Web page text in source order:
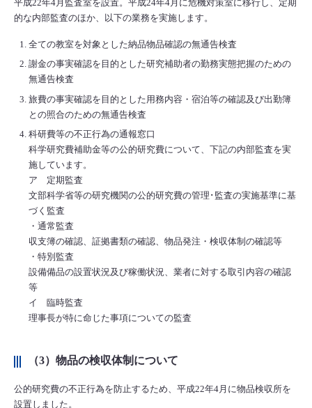
平成22年4月監査室を設置。平成24年4月に危機対策室に移行し、定期
的な内部監査のほか、以下の業務を実施します。
全ての教室を対象とした納品物品確認の無通告検査
謝金の事実確認を目的とした研究補助者の勤務実態把握のための
無通告検査
旅費の事実確認を目的とした用務内容・宿泊等の確認及び出勤簿
との照合のための無通告検査
科研費等の不正行為の通報窓口
科学研究費補助金等の公的研究費について、下記の内部監査を実
施しています。
ア 定期監査
文部科学省等の研究機関の公的研究費の管理･監査の実施基準に基
づく監査
・通常監査
収支簿の確認、証拠書類の確認、物品発注・検収体制の確認等
・特別監査
設備備品の設置状況及び稼働状況、業者に対する取引内容の確認
等
イ 臨時監査
理事長が特に命じた事項についての監査
（3）物品の検収体制について
公的研究費の不正行為を防止するため、平成22年4月に物品検収所を
設置しました。